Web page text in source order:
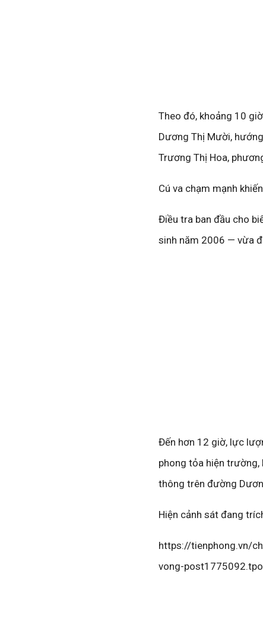
Theo đó, khoảng 10
Dương Thị Mười,
Trương Thị Hoa,
Cú va chạm mạnh
Điều tra ban đầu cho
sinh năm 2006 — vừa
Đến hơn 12 giờ, lực
phong tỏa hiện trường,
thông trên đường
Hiện cảnh sát đang
https://tienphong.vn/
vong-post1775092.tpo